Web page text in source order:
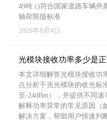
49吨 c)符合国家道路车辆外
轴荷限值标准
2026年8月4日
光模块接收功率多少是正
本文详细解答光模块接收功
点分析千兆光模块的收光标
至-24dBm），并提供不同
解释功率异常的常见原因（
解决方案，帮助用户快速判